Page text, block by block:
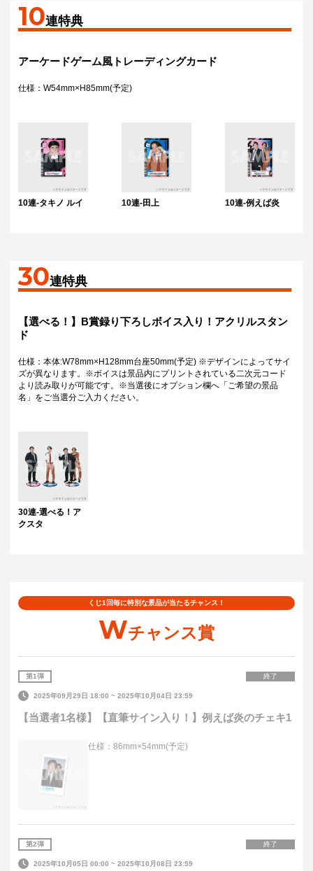
10連特典
アーケードゲーム風トレーディングカード
仕様：W54mm×H85mm(予定)
10連-タキノ ルイ 10連-田上 10連-例えば炎
30連特典
【選べる！】B賞録り下ろしボイス入り！アクリルスタン
ド
仕様：本体:W78mm×H128mm台座50mm(予定) ※デザインによってサイ
ズが異なります。※ボイスは景品内にプリントされている二次元コード
より読み取りが可能です。※当選後にオプション欄へ「ご希望の景品
名」をご当選分ご入力ください。
30連-選べる！ア
クスタ
くじ1回毎に特別な景品が当たるチャンス！
Wチャンス賞
第1弾 終了
2025年09月29日 18:00 ~2025年10月04日 23:59
【当選者1名様】【直筆サイン入り！】例えば炎のチェキ1
仕様：86mm×54mm(予定)
第2弾 終了
2025年10月05日 00:00 ~2025年10月08日 23:59